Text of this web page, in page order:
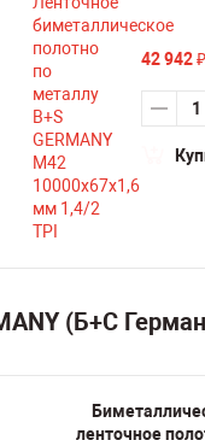
42 942 ₽
(Б+С
ленточное